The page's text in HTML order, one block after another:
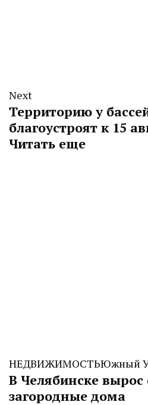
Next
Территорию у
благоустроят к 15
Читать еще
НЕДВИЖИМОСТЬЮжный
В Челябинске вырос
загородные дома